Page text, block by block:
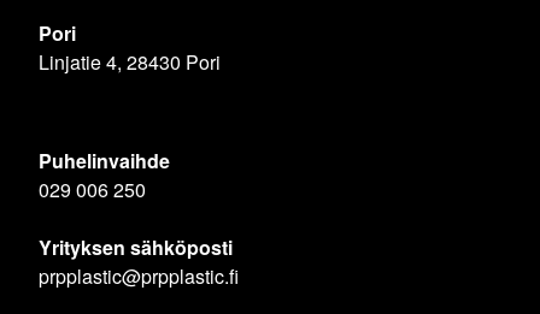
Pori
Linjatie 4, 28430 Pori
Puhelinvaihde
029 006 250
Yrityksen sähköposti
prpplastic@prpplastic.fi